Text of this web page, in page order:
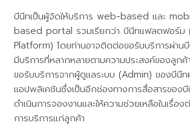
บีนีทเป็นผู้จัดให้บริการ web-based และ
based portal รวมเรียกว่า บีนีทแฟลตฟอร์ม
Platform) โดยท่านอาจติดต่อขอรับบริการผ่า
มีบริการที่หลากหลายตามความประสงค์ของลูก
ขอรับบริการจากผู้ดูแลระบบ (Admin) ของบีนีท
แอปพลิเคชันซึ่งเป็นอีกช่องทางการสื่อสารของ
ดำเนินการจองงานและให้ความช่วยเหลือในเรื่อ
การบริการแก่ลูกค้า